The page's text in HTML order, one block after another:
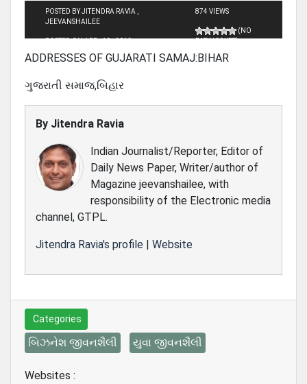
POSTED BY JITENDRA RAVIA ,
JEEVANSHAILEE
POSTED ON APR - 10 - 2012
874 VIEWS
(NO
RATINGS YET)
ADDRESSES OF GUJARATI SAMAJ:BIHAR
ગુજરાતી સમાજ,બિહાર
By Jitendra Ravia
Indian Journalist/Reporter, Editor of
Daily News Paper, Writer/author of
Magazine jeevanshailee, with
responsibility of the Electronic media
channel, GTPL.
Jitendra Ravia's profile | Website
Categories
બિઝનેશ જીવનશૈલી યુવા જીવનશૈલી
Websites :